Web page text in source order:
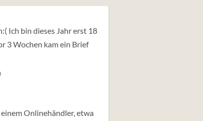
Ich bin dieses Jahr erst 18
3 Wochen kam ein Brief
Onlinehändler, etwa